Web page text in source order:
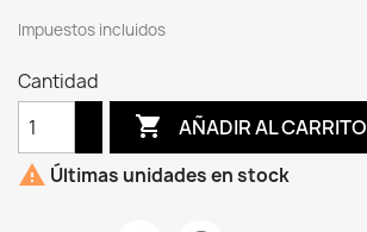
Impuestos incluidos
Cantidad
 AÑADIR AL CARRITO
 Últimas unidades en stock